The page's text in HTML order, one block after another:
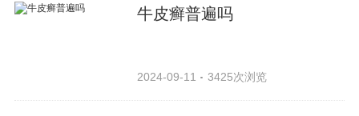
牛皮癣普遍吗
2024-09-11 3425次浏览